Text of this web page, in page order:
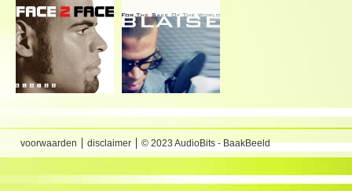
voorwaarden disclaimer © 2023 AudioBits - BaakBeeld